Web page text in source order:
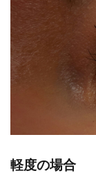
軽度の場合